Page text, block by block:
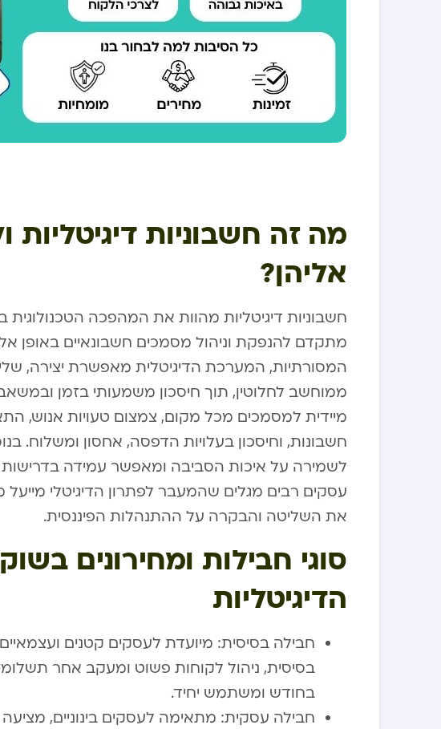
מה זה חשבוניות
אליהן?
חשבוניות דיגיטליות מהוות את המהפכה הטכנולוגית
מתקדם להנפקת וניהול מסמכים חשבונאיים באופן
המסורתיות, המערכת הדיגיטלית מאפשרת יצירה,
ממוחשב לחלוטין, תוך חיסכון משמעותי בזמן
מיידית למסמכים מכל מקום, צמצום טעויות אנוש,
חשבונות, וחיסכון בעלויות הדפסה, אחסון ומשלוח.
לשמירה על איכות הסביבה ומאפשר עמידה
עסקים רבים מגלים שהמעבר לפתרון הדיגיטלי
את השליטה והבקרה על ההתנהלות הפיננסית.
סוגי חבילות ומחירונים
הדיגיטליות
חבילה בסיסית: מיועדת לעסקים קטנים
בחודש ומשתמש יחיד.
חבילה עסקית: מתאימה לעסקים בינוניים,